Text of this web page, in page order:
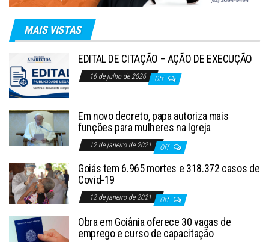
MAIS VISTAS
EDITAL DE CITAÇÃO – AÇÃO DE EXECUÇÃO
16 de julho de 2026 Off
Em novo decreto, papa autoriza mais
funções para mulheres na Igreja
12 de janeiro de 2021 Off
Goiás tem 6.965 mortes e 318.372 casos de
Covid-19
12 de janeiro de 2021 Off
Obra em Goiânia oferece 30 vagas de
emprego e curso de capacitação